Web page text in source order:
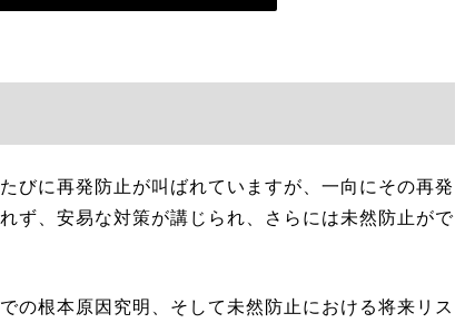
びに再発防止が叫ばれていますが、一向にその再発
ず、安易な対策が講じられ、さらには未然防止がで
の根本原因究明、そして未然防止における将来リス